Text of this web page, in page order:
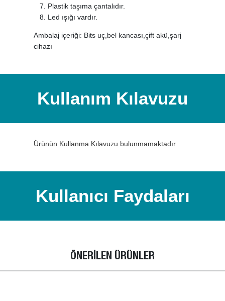
Plastik taşıma çantalıdır.
Led ışığı vardır.
Ambalaj içeriği: Bits uç,bel kancası,çift akü,şarj
cihazı
Kullanım Kılavuzu
Ürünün Kullanma Kılavuzu bulunmamaktadır
Kullanıcı Faydaları
ÖNERİLEN ÜRÜNLER